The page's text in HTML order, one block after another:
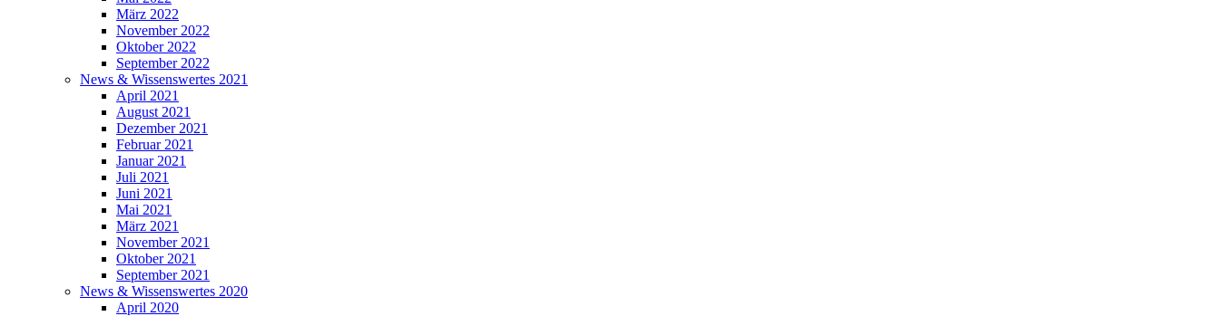
März 2022
November 2022
Oktober 2022
September 2022
News & Wissenswertes 2021
April 2021
August 2021
Dezember 2021
Februar 2021
Januar 2021
Juli 2021
Juni 2021
Mai 2021
März 2021
November 2021
Oktober 2021
September 2021
News & Wissenswertes 2020
April 2020